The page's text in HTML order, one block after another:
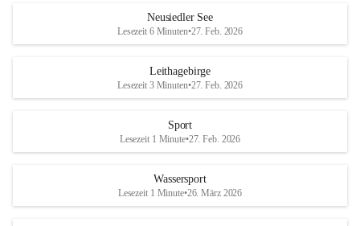
S
und den daraus folgenden wirtschaftlichen
Maßnahmen zur Bekämpfung
Rebe und der Amerikanischen
Anhang VBl. EU Nr. 18
1 Seite•1,4 MB
r
S
Neusiedler See
Lesezeit 6 Minuten•27. Feb. 2026
Leithagebirge
Lesezeit 3 Minuten•27. Feb. 2026
Sport
Lesezeit 1 Minute•27. Feb. 2026
Wassersport
Lesezeit 1 Minute•26. März 2026